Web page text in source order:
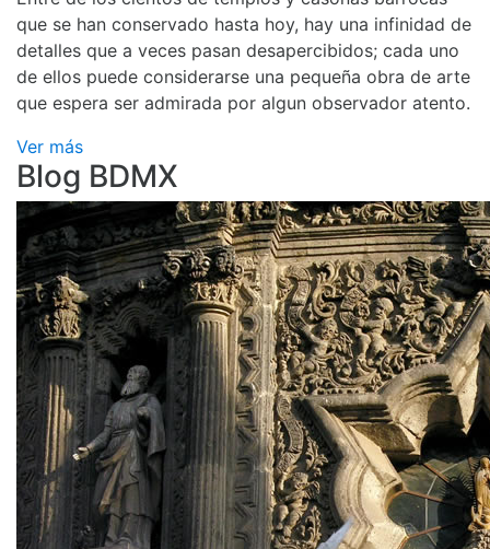
que se han conservado hasta hoy, hay una infinidad de
detalles que a veces pasan desapercibidos; cada uno
de ellos puede considerarse una pequeña obra de arte
que espera ser admirada por algun observador atento.
Ver más
Blog BDMX